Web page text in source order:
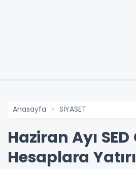
Anasayfa SİYASET
Haziran Ayı
Hesaplara